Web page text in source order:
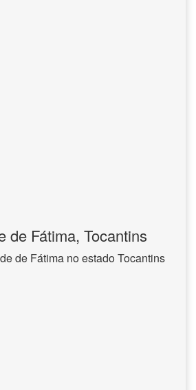
de Fátima, Tocantins
de Fátima no estado Tocantins